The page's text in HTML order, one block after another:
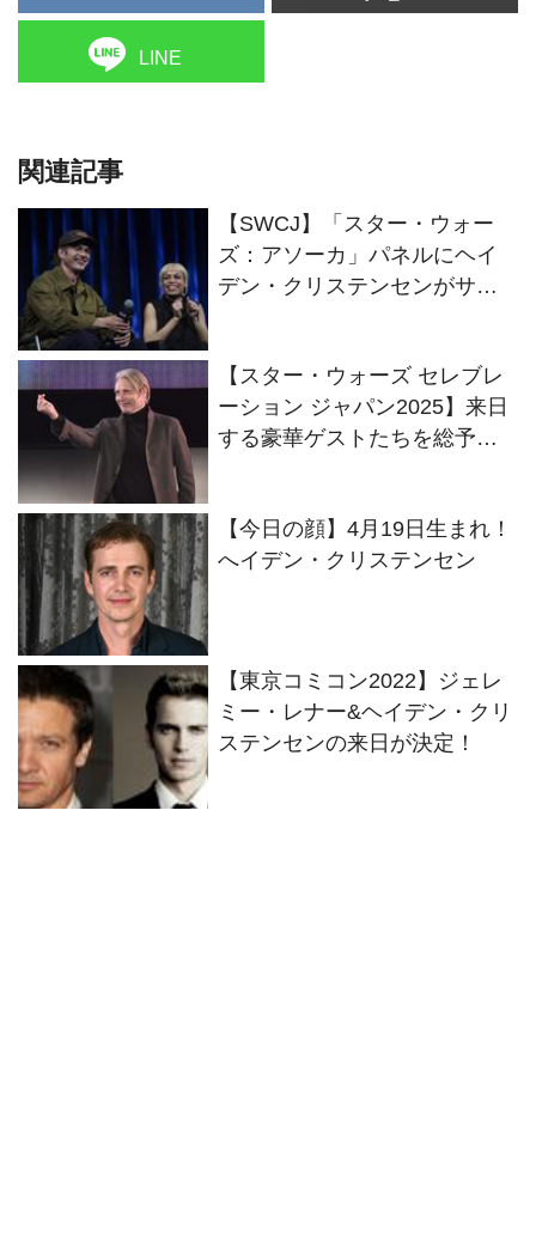
LINE
関連記事
【SWCJ】「スター・ウォー
ズ：アソーカ」パネルにヘイ
デン・クリステンセンがサプ
ト】
【スター・ウォーズ セレブレ
ーション ジャパン2025】来日
する豪華ゲストたちを総予
【今日の顔】4月19日生まれ！
へイデン・クリステンセン
【東京コミコン2022】ジェレ
ミー・レナー&ヘイデン・クリ
ステンセンの来日が決定！